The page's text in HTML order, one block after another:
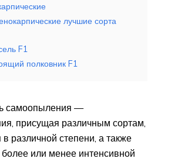
лучшие сорта
F1
полковник F1
самоопыления —
присущая различным сортам,
в различной степени, а также
более или менее интенсивной